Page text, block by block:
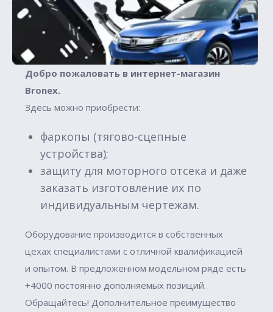
Добро пожаловать в интернет-магазин
Вronex.
Здесь можно приобрести:
фаркопы (тягово-сцепные
устройства);
защиту для моторного отсека и даже
заказать изготовление их по
индивидуальным чертежам.
Оборудование производится в собственных
цехах специалистами с отличной квалификацией
и опытом. В предложенном модельном ряде есть
+4000 постоянно дополняемых позиций.
Обращайтесь! Дополнительное преимущество